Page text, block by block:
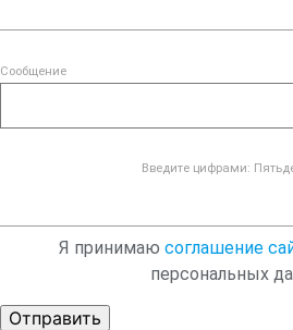
Сообщение
Введите цифрами:
Я принимаю соглашение
персональных